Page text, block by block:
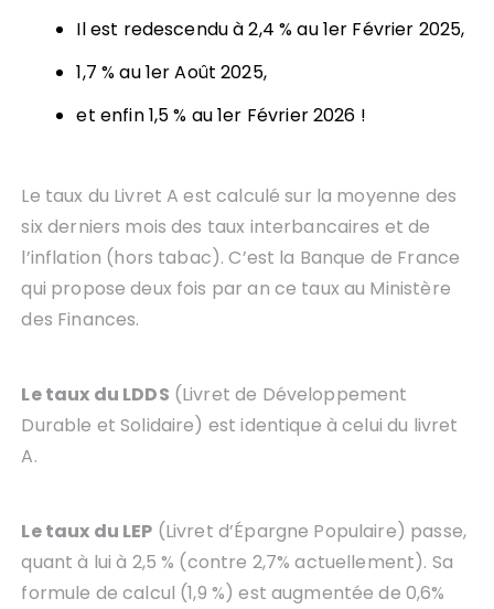
Il est redescendu à 2,4 % au 1er Février 2025,
1,7 % au 1er Août 2025,
et enfin 1,5 % au 1er Février 2026 !
Le taux du Livret A est calculé sur la moyenne des
six derniers mois des taux interbancaires et de
l’inflation (hors tabac). C’est la Banque de France
qui propose deux fois par an ce taux au Ministère
des Finances.
Le taux du LDDS (Livret de Développement
Durable et Solidaire) est identique à celui du livret
A.
Le taux du LEP (Livret d’Épargne Populaire) passe,
quant à lui à 2,5 % (contre 2,7% actuellement). Sa
formule de calcul (1,9 %) est augmentée de 0,6%